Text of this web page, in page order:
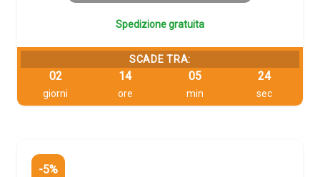
Spedizione gratuita
SCADE TRA:
02
giorni
14
ore
05
min
23
sec
-5%